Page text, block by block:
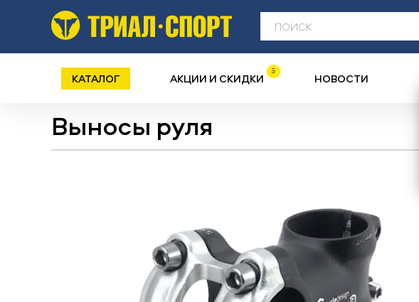
КАТАЛОГ АКЦИИ И СКИДКИ 5 НОВОСТИ
Выносы руля